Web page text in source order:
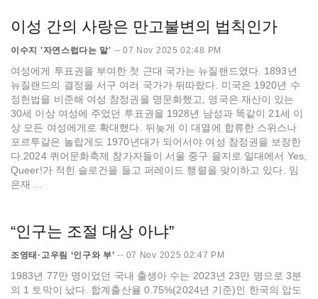
이성 간의 사랑은 만고불변의 법칙인가
이수지 '자연스럽다는 말' -- 07 Nov 2025 02:48 PM
여성에게 투표권을 부여한 첫 근대 국가는 뉴질랜드였다. 1893년
뉴질랜드의 결정을 서구 여러 국가가 뒤따랐다. 미국은 1920년 수
정헌법을 비준해 여성 참정권을 명문화했고, 영국은 재산이 있는
30세 이상 여성에 주었던 투표권을 1928년 남성과 똑같이 21세 이
상 모든 여성에게로 확대했다. 뒤늦게 이 대열에 합류한 스위스나
포르투갈은 놀랍게도 1970년대가 되어서야 여성 참정권을 보장한
다.2024 퀴어문화축제 참가자들이 서울 중구 을지로 일대에서 Yes,
Queer!가 적힌 슬로건을 들고 퍼레이드 행렬을 맞이하고 있다. 임
은재 ...
“인구는 조절 대상 아냐”
조영태·고우림 ‘인구와 부’ -- 07 Nov 2025 02:47 PM
1983년 77만 명이었던 국내 출생아 수는 2023년 23만 명으로 3분
의 1 토막이 났다. 합계출산율 0.75%(2024년 기준)인 한국의 압도